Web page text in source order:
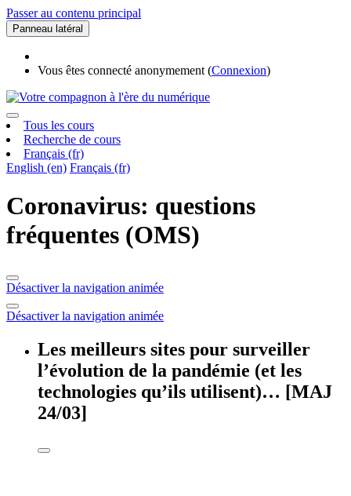
Passer au contenu principal
Panneau latéral
Vous êtes connecté anonymement (Connexion)
Tous les cours
Recherche de cours
Français ‎(fr)‎
English ‎(en)‎ Français ‎(fr)‎
Coronavirus: questions
fréquentes (OMS)
Désactiver la navigation animée
Désactiver la navigation animée
Les meilleurs sites pour surveiller
l’évolution de la pandémie (et les
technologies qu’ils utilisent)… [MAJ
24/03]